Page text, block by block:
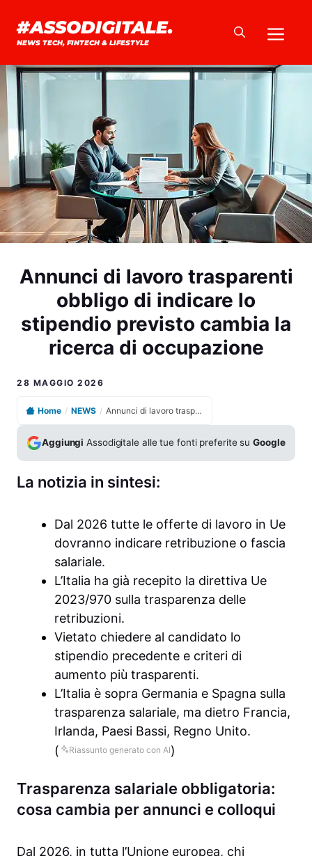
contenuto
#ASSODIGITALE.
NEWS TECH, FINTECH & LIFESTYLE
Annunci di lavoro trasparenti
obbligo di indicare lo
stipendio previsto cambia la
ricerca di occupazione
28 MAGGIO 2026
Home / NEWS / Annunci di lavoro trasparenti obbligo di indicare lo stipendio previsto cambia la ricerca di occupazione
Aggiungi Assodigitale alle tue fonti preferite suGoogle
La notizia in sintesi:
Dal 2026 tutte le offerte di lavoro in Ue
dovranno indicare retribuzione o fascia
salariale.
L’Italia ha già recepito la direttiva Ue
2023/970 sulla trasparenza delle
retribuzioni.
Vietato chiedere al candidato lo
stipendio precedente e criteri di
aumento più trasparenti.
L’Italia è sopra Germania e Spagna sulla
trasparenza salariale, ma dietro Francia,
Irlanda, Paesi Bassi, Regno Unito.
(
Riassunto generato con AI)
Trasparenza salariale obbligatoria:
cosa cambia per annunci e colloqui
Dal 2026, in tutta l’Unione europea, chi